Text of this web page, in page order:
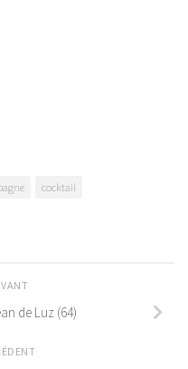
cocktail
de Luz (64)